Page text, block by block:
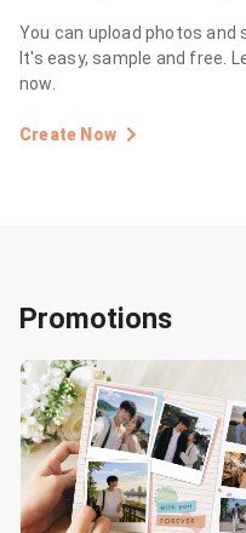
You can upload photos and
It's easy, sample and free.
now.
Create Now
Promotions